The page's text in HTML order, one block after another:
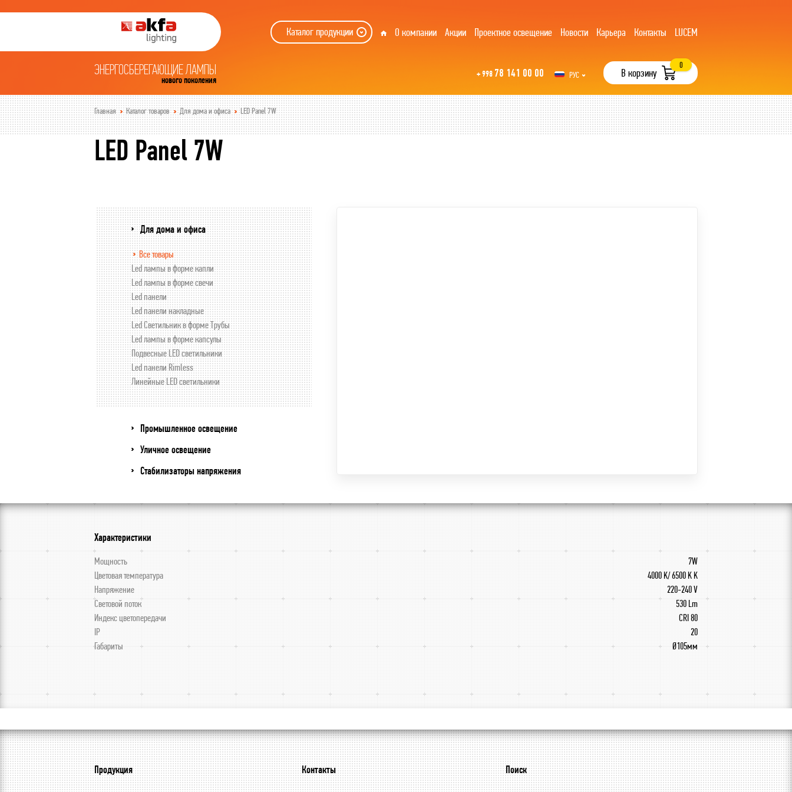
Каталог продукции О компании Акции Проектное освещение Новости Карьера Контакты LUCEM
ЭНЕРГОСБЕРЕГАЮЩИЕ ЛАМПЫ
нового поколения
+ 998 78 141 00 00
РУС
В корзину
0
Главная Каталог товаров Для дома и офиса LED Panel 7W
LED Panel 7W
Для дома и офиса
Все товары
Led лампы в форме капли
Led лампы в форме свечи
Led панели
Led панели накладные
Led Светильник в форме Трубы
Led лампы в форме капсулы
Подвесные LED светильники
Led панели Rimless
Линейные LED светильники
Промышленное освещение
Уличное освещение
Стабилизаторы напряжения
Характеристики
Мощность
7W
Цветовая температура
4000 K/ 6500 K K
Напряжение
220-240 V
Световой поток
530 Lm
Индекс цветопередачи
CRI 80
IP
20
Габариты
Ø105мм
Продукция Контакты Поиск